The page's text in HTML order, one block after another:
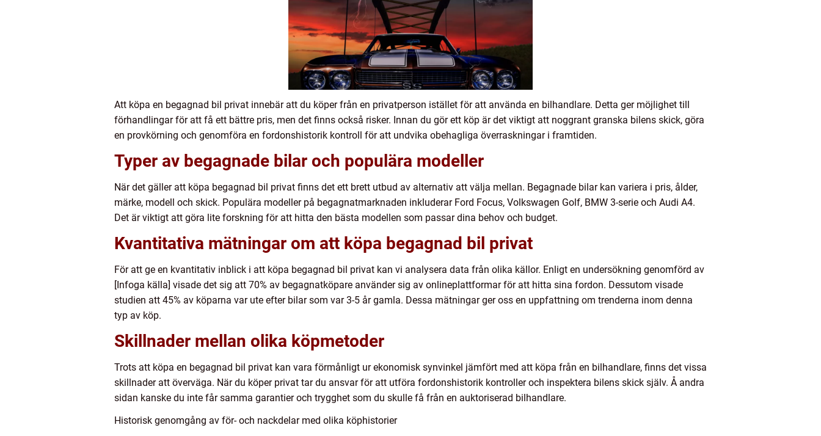
Att köpa en begagnad bil privat innebär att du köper från en privatperson istället för att använda en bilhandlare. Detta ger möjlighet till
förhandlingar för att få ett bättre pris, men det finns också risker. Innan du gör ett köp är det viktigt att noggrant granska bilens skick, göra
en provkörning och genomföra en fordonshistorik kontroll för att undvika obehagliga överraskningar i framtiden.
Typer av begagnade bilar och populära modeller
När det gäller att köpa begagnad bil privat finns det ett brett utbud av alternativ att välja mellan. Begagnade bilar kan variera i pris, ålder,
märke, modell och skick. Populära modeller på begagnatmarknaden inkluderar Ford Focus, Volkswagen Golf, BMW 3-serie och Audi A4.
Det är viktigt att göra lite forskning för att hitta den bästa modellen som passar dina behov och budget.
Kvantitativa mätningar om att köpa begagnad bil privat
För att ge en kvantitativ inblick i att köpa begagnad bil privat kan vi analysera data från olika källor. Enligt en undersökning genomförd av
[Infoga källa] visade det sig att 70% av begagnatköpare använder sig av onlineplattformar för att hitta sina fordon. Dessutom visade
studien att 45% av köparna var ute efter bilar som var 3-5 år gamla. Dessa mätningar ger oss en uppfattning om trenderna inom denna
typ av köp.
Skillnader mellan olika köpmetoder
Trots att köpa en begagnad bil privat kan vara förmånligt ur ekonomisk synvinkel jämfört med att köpa från en bilhandlare, finns det vissa
skillnader att överväga. När du köper privat tar du ansvar för att utföra fordonshistorik kontroller och inspektera bilens skick själv. Å andra
sidan kanske du inte får samma garantier och trygghet som du skulle få från en auktoriserad bilhandlare.
Historisk genomgång av för- och nackdelar med olika köphistorier